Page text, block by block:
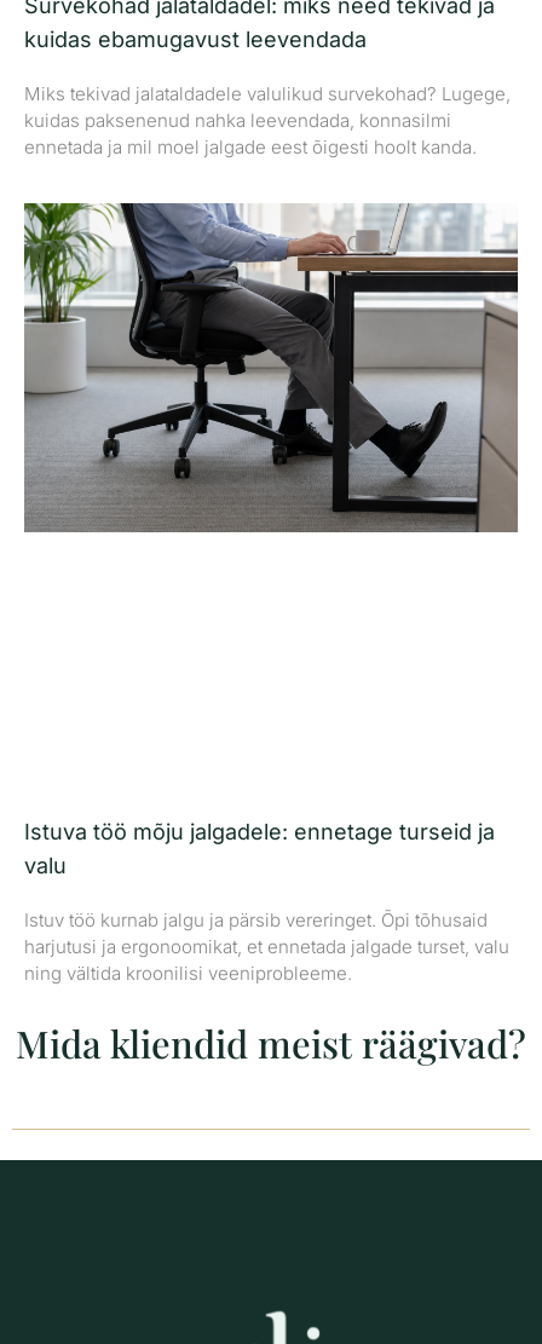
Survekohad jalataldadel: miks need tekivad ja
kuidas ebamugavust leevendada
Miks tekivad jalataldadele valulikud survekohad? Lugege,
kuidas paksenenud nahka leevendada, konnasilmi
ennetada ja mil moel jalgade eest õigesti hoolt kanda.
Istuva töö mõju jalgadele: ennetage turseid ja
valu
Istuv töö kurnab jalgu ja pärsib vereringet. Õpi tõhusaid
harjutusi ja ergonoomikat, et ennetada jalgade turset, valu
ning vältida kroonilisi veeniprobleeme.
Mida kliendid meist räägivad?